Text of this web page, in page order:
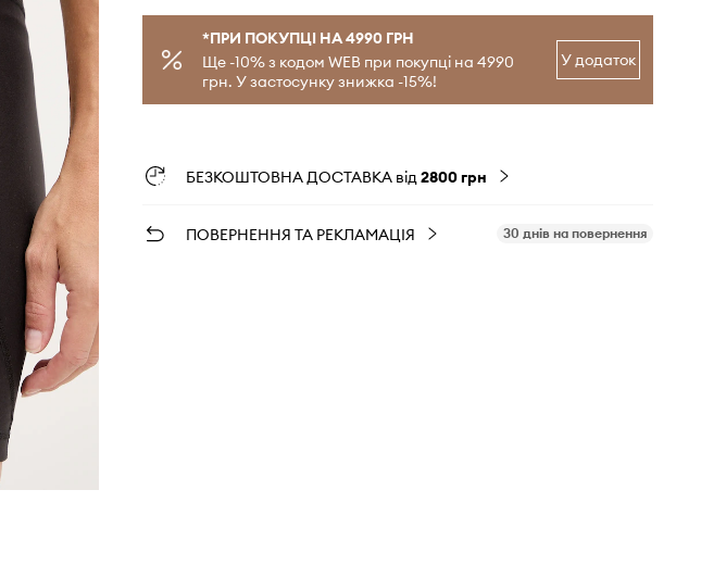
*ПРИ ПОКУПЦІ НА 4990 ГРН
Ще -10% з кодом WEB при покупці на 4990
грн. У застосунку знижка -15%!
У додаток
БЕЗКОШТОВНА ДОСТАВКА від2800 грн
ПОВЕРНЕННЯ ТА РЕКЛАМАЦІЯ 30 днів на повернення